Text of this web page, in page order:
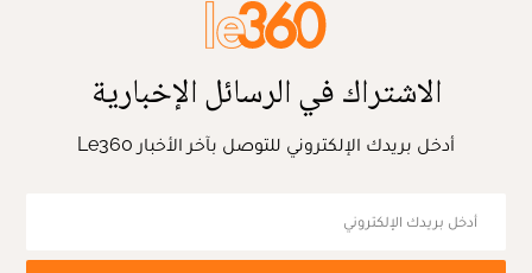
الاشتراك في الرسائل الإخبارية
أدخل بريدك الإلكتروني للتوصل بآخر الأخبار Le360